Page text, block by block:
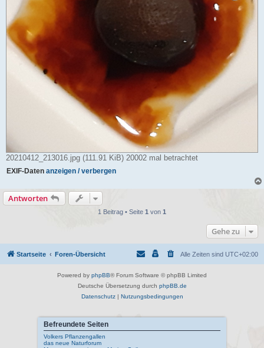
20210412_213016.jpg (111.91 KiB) 20002 mal betrachtet
EXIF-Daten anzeigen / verbergen
Antworten
1 Beitrag • Seite 1 von 1
Gehe zu
Startseite Foren-Übersicht Alle Zeiten sind UTC+02:00
Powered by phpBB® Forum Software © phpBB Limited
Deutsche Übersetzung durch phpBB.de
Datenschutz| Nutzungsbedingungen
Befreundete Seiten
Volkers Pflanzengallen
das neue Naturforum